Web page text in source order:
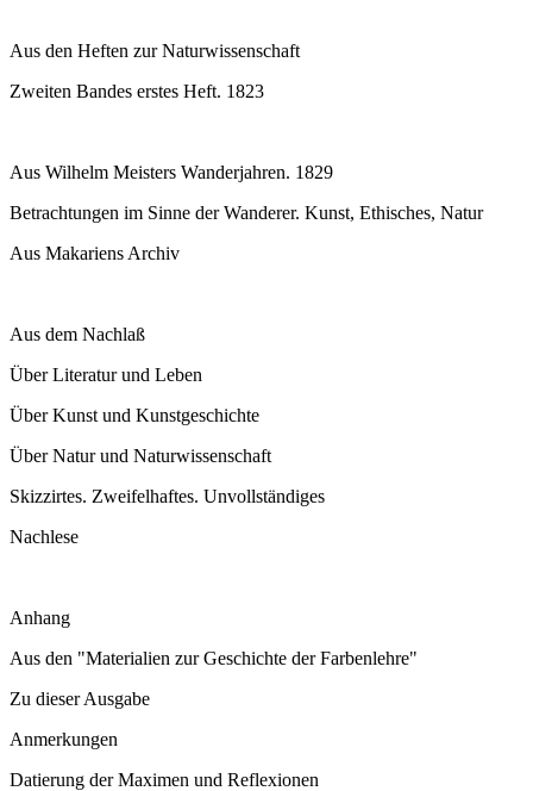
Aus den Heften zur Naturwissenschaft
Zweiten Bandes erstes Heft. 1823
Aus Wilhelm Meisters Wanderjahren. 1829
Betrachtungen im Sinne der Wanderer. Kunst, Ethisches, Natur
Aus Makariens Archiv
Aus dem Nachlaß
Über Literatur und Leben
Über Kunst und Kunstgeschichte
Über Natur und Naturwissenschaft
Skizzirtes. Zweifelhaftes. Unvollständiges
Nachlese
Anhang
Aus den "Materialien zur Geschichte der Farbenlehre"
Zu dieser Ausgabe
Anmerkungen
Datierung der Maximen und Reflexionen